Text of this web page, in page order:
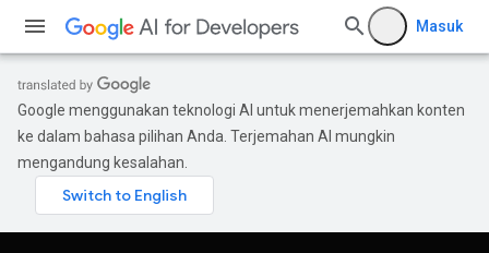
Masuk
Google menggunakan teknologi AI untuk menerjemahkan konten
ke dalam bahasa pilihan Anda. Terjemahan AI mungkin
mengandung kesalahan.